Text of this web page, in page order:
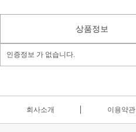
상품정보
인증정보 가 없습니다.
회사소개 이용약관